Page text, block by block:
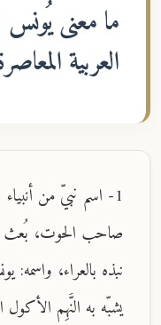
ما معنى
العربية
1- اسم نبيّ من
صاحب الحوت، بُعث
نبذه بالعراء،
يشبّه به النَّهِم الأكول